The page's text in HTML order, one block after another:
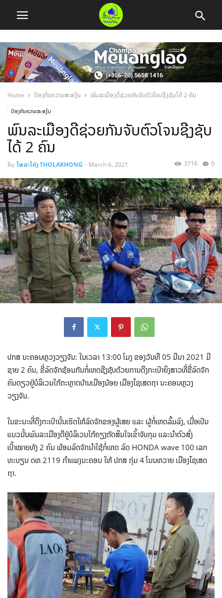
Home ປ້ອງກັນຄວາມສະຫງົບ ພົນລະເມືອງດີຊ່ວຍກັນຈັບຕົວໂຈນຊີງຊັບໄດ້ 2 ຄົນ
ປ້ອງກັນຄວາມສະຫງົບ
ພົນລະເມືອງດີຊ່ວຍກັນຈັບຕົວໂຈນຊີງຊັບ
ໄດ້ 2 ຄົນ
By ໂທລະໂຄ່ງ THOLAKHONG - March 6, 2021 0
3716
ປກສ ນະຄອນຫຼວງວຽງຈັນ: ໃນເວລາ 13:00 ໂມງ ຂອງວັນທີ 05 ມີນາ 2021 ມີ
ຊາຍ 2 ຄົນ, ຂີ່ລົດຈັກຊ້ອນກັນກໍ່ເຫດຊີງຊັບດ້ວຍການດຶງກະເປົາຍິງສາວທີ່ຂີ່ລົດຈັກ
ຄົນດຽວຢູ່ບໍລິເວນໃກ້ຕະຫຼາດບ້ານເມືອງນ້ອຍ ເມືອງໄຊເສດຖາ ນະຄອນຫຼວງ
ວຽງຈັນ.
ໃນຂະນະທີ່ດຶງກະເປົານັ້ນເຮັດໃຫ້ລົດຈັກຂອງຜູ້ເສຍ ແລະ ຜູ້ກໍ່ເຫດລົ້ມລົງ, ເມື່ອເປັນ
ແນວນັ້ນພົນລະເມືອງດີຢູ່ບໍລິເວນໃກ້ຄຽງຕັດສິນໃຈເຂົ້າຈັບກຸມ ແລະນຳຕົວສົ່ງ
ເປົ້າໝາຍທັງ 2 ຄົນ ພ້ອມລົດຈັກນຳໃຊ້ກໍ່ເຫດ ລົດ HONDA wave 100 ເລກ
ທະບຽນ ດຫ 2119 ກຳແພງນະຄອນ ໃຫ້ ປກສ ກຸ່ມ 4 ໂນນຫວາຍ ເມືອງໄຊເສດ
ຖາ.